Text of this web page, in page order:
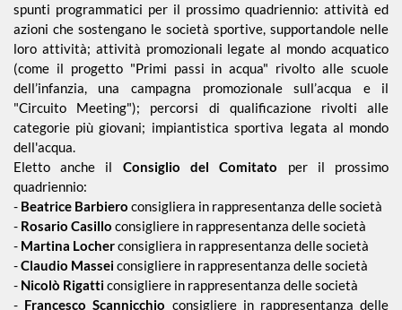
spunti programmatici per il prossimo quadriennio: attività ed
azioni che sostengano le società sportive, supportandole nelle
loro attività; attività promozionali legate al mondo acquatico
(come il progetto "Primi passi in acqua" rivolto alle scuole
dell’infanzia, una campagna promozionale sull’acqua e il
"Circuito Meeting"); percorsi di qualificazione rivolti alle
categorie più giovani; impiantistica sportiva legata al mondo
dell'acqua.
Eletto anche il Consiglio del Comitato per il prossimo
quadriennio:
- Beatrice Barbiero consigliera in rappresentanza delle società
- Rosario Casillo consigliere in rappresentanza delle società
- Martina Locherconsigliera in rappresentanza delle società
-Claudio Masseiconsigliere in rappresentanza delle società
- Nicolò Rigatticonsigliere in rappresentanza delle società
- Francesco Scannicchio consigliere in rappresentanza delle